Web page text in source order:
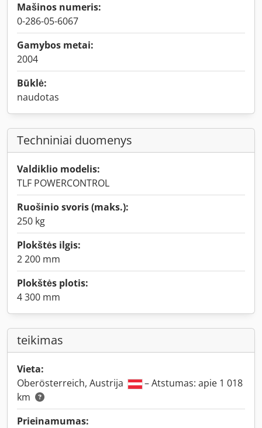
Mašinos numeris:
0-286-05-6067
Gamybos metai:
2004
Būklė:
naudotas
Techniniai duomenys
Valdiklio modelis:
TLF POWERCONTROL
Ruošinio svoris (maks.):
250 kg
Plokštės ilgis:
2 200 mm
Plokštės plotis:
4 300 mm
teikimas
Vieta:
Oberösterreich, Austrija
– Atstumas: apie 1 018
km
Prieinamumas: